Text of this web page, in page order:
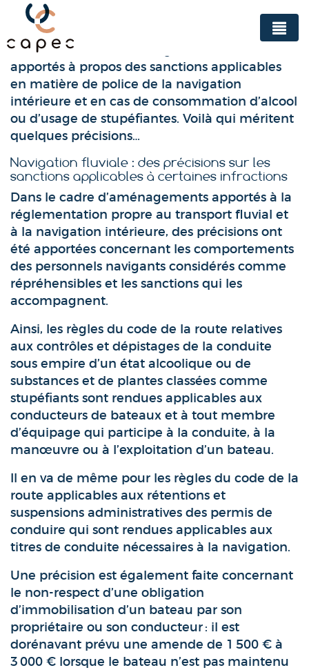
Panneau de gestion des cookies
Récemment, des aménagements ont été
apportés à propos des sanctions applicables
en matière de police de la navigation
intérieure et en cas de consommation d’alcool
ou d’usage de stupéfiantes. Voilà qui méritent
quelques précisions…
Navigation fluviale : des précisions sur les
sanctions applicables à certaines infractions
Dans le cadre d’aménagements apportés à la
réglementation propre au transport fluvial et
à la navigation intérieure, des précisions ont
été apportées concernant les comportements
des personnels navigants considérés comme
répréhensibles et les sanctions qui les
accompagnent.
Ainsi, les règles du code de la route relatives
aux contrôles et dépistages de la conduite
sous empire d’un état alcoolique ou de
substances et de plantes classées comme
stupéfiants sont rendues applicables aux
conducteurs de bateaux et à tout membre
d’équipage qui participe à la conduite, à la
manœuvre ou à l’exploitation d’un bateau.
Il en va de même pour les règles du code de la
route applicables aux rétentions et
suspensions administratives des permis de
conduire qui sont rendues applicables aux
titres de conduite nécessaires à la navigation.
Une précision est également faite concernant
le non-respect d’une obligation
d’immobilisation d’un bateau par son
propriétaire ou son conducteur : il est
dorénavant prévu une amende de 1 500 € à
3 000 € lorsque le bateau n’est pas maintenu